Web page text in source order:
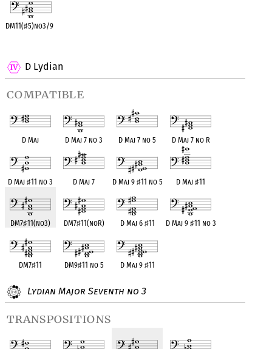
D Lydian
compatible
D Maj D Maj 7 no 3 D Maj 7 no 5 D Maj 7 no R
D Maj♯11 no 3 D Maj 7 D Maj 9 ♯11 no 5 D Maj♯11
DM7♯11(no3) DM7♯11(noR) D Maj 6 ♯11 D Maj 9 ♯11 no 3
DM7♯11 DM9♯11 no 5 D Maj 9 ♯11
Lydian Major Seventh no 3
transpositions
DM11(♯5)no3/9